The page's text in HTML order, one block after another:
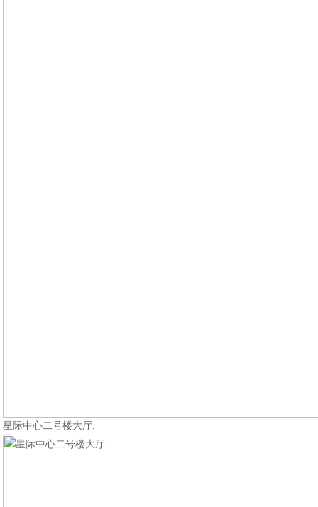
星际中心二号楼大厅.